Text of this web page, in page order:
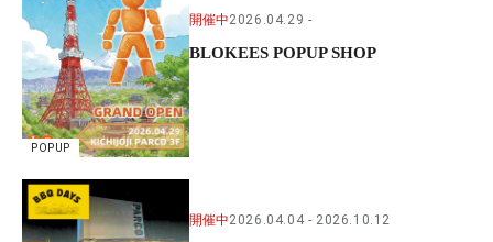
POPUP
開催中2026.04.29
BLOKEES POPUP SHOP
開催中2026.04.04 2026.10.12